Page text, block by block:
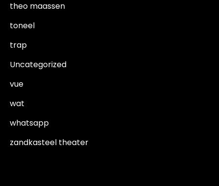
theo maassen
toneel
trap
Uncategorized
vue
wat
whatsapp
zandkasteel theater